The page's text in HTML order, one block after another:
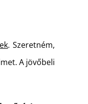
. Szeretném,
A jövőbeli